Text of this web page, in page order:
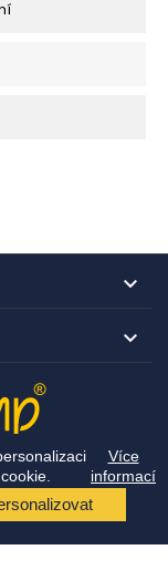
Více
informací

